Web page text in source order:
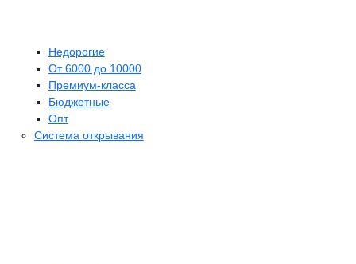
Недорогие
От 6000 до 10000
Премиум-класса
Бюджетные
Опт
Система открывания